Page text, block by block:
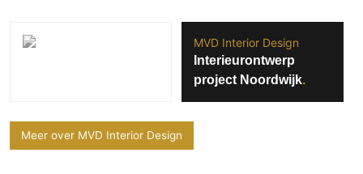
MVD Interior Design
Interieurontwerp
project Noordwijk
Meer over MVD Interior Design